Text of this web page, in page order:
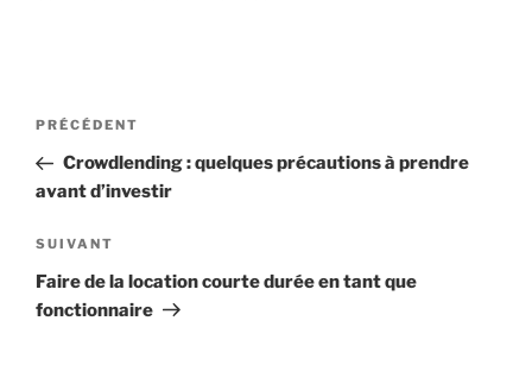
Navigation
l’article
Article
précédent
PRÉCÉDENT
Crowdlending : quelques précautions à prendre
avant d’investir
Article
suivant
SUIVANT
Faire de la location courte durée en tant que
fonctionnaire